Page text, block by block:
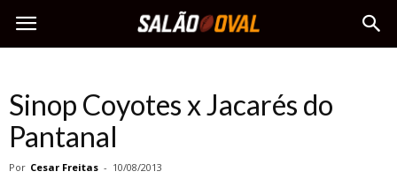
Sinop Coyotes x Jacarés do
Pantanal
Por Cesar Freitas - 10/08/2013